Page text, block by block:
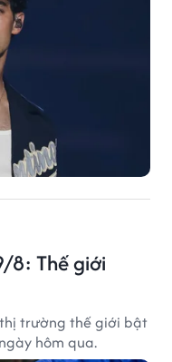
8: Thế giới
trường thế giới bật
hôm qua.